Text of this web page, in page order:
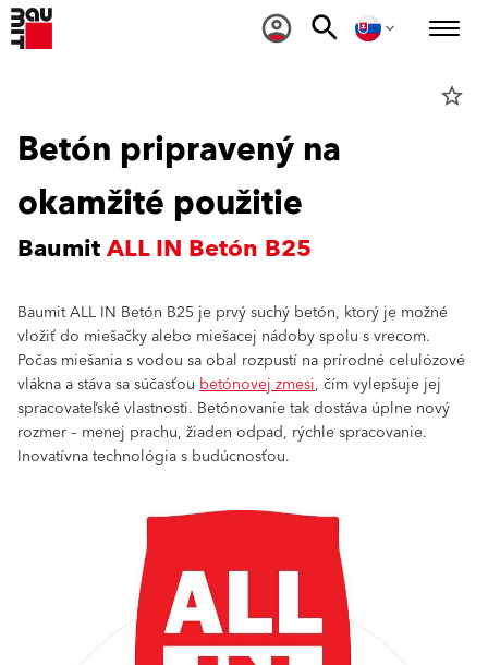
star_border
Betón pripravený na
okamžité použitie
BaumitALL IN Betón B25
Baumit ALL IN Betón B25 je prvý suchý betón, ktorý je možné
vložiť do miešačky alebo miešacej nádoby spolu s vrecom.
Počas miešania s vodou sa obal rozpustí na prírodné celulózové
vlákna a stáva sa súčasťou betónovej zmesi, čím vylepšuje jej
spracovateľské vlastnosti. Betónovanie tak dostáva úplne nový
rozmer – menej prachu, žiaden odpad, rýchle spracovanie.
Inovatívna technológia s budúcnosťou.